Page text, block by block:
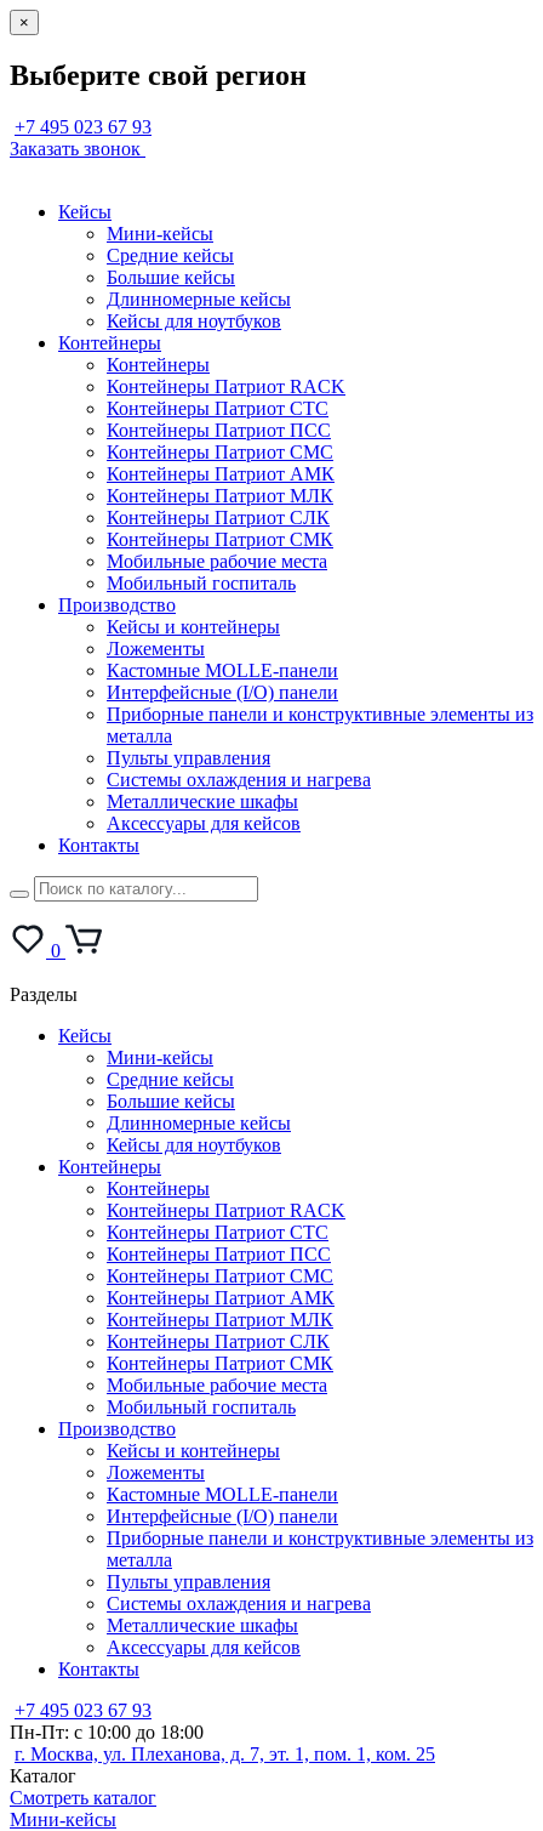
×
Выберите свой регион
+7 495 023 67 93
Заказать звонок
Кейсы
Мини-кейсы
Средние кейсы
Большие кейсы
Длинномерные кейсы
Кейсы для ноутбуков
Контейнеры
Контейнеры
Контейнеры Патриот RACK
Контейнеры Патриот СТС
Контейнеры Патриот ПСС
Контейнеры Патриот СМС
Контейнеры Патриот АМК
Контейнеры Патриот МЛК
Контейнеры Патриот СЛК
Контейнеры Патриот СМК
Мобильные рабочие места
Мобильный госпиталь
Производство
Кейсы и контейнеры
Ложементы
Кастомные MOLLE-панели
Интерфейсные (I/O) панели
Приборные панели и конструктивные элементы из
металла
Пульты управления
Системы охлаждения и нагрева
Металлические шкафы
Аксессуары для кейсов
Контакты
0
Разделы
Кейсы
Мини-кейсы
Средние кейсы
Большие кейсы
Длинномерные кейсы
Кейсы для ноутбуков
Контейнеры
Контейнеры
Контейнеры Патриот RACK
Контейнеры Патриот СТС
Контейнеры Патриот ПСС
Контейнеры Патриот СМС
Контейнеры Патриот АМК
Контейнеры Патриот МЛК
Контейнеры Патриот СЛК
Контейнеры Патриот СМК
Мобильные рабочие места
Мобильный госпиталь
Производство
Кейсы и контейнеры
Ложементы
Кастомные MOLLE-панели
Интерфейсные (I/O) панели
Приборные панели и конструктивные элементы из
металла
Пульты управления
Системы охлаждения и нагрева
Металлические шкафы
Аксессуары для кейсов
Контакты
+7 495 023 67 93
Пн-Пт: с 10:00 до 18:00
г. Москва, ул. Плеханова, д. 7, эт. 1, пом. 1, ком. 25
Каталог
Смотреть каталог
Мини-кейсы